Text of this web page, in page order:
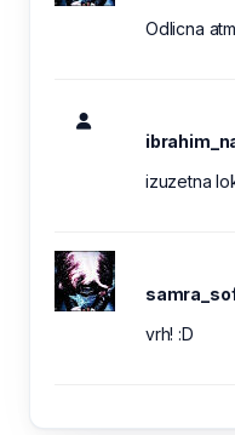
Odlicna
izuzetna
vrh! :D